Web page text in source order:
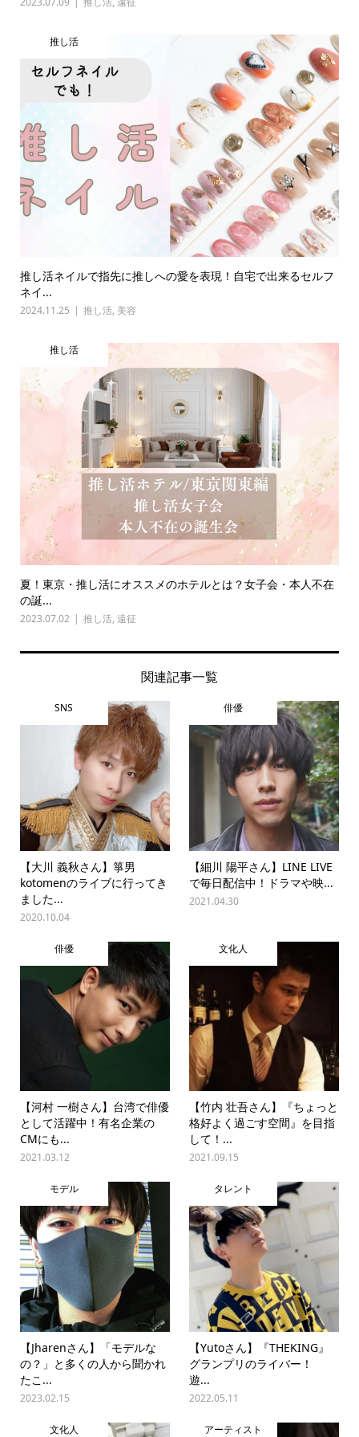
推し活
推し活ネイルで指先に推しへの愛を表現！自宅で出来るセルフ
ネイ...
2024.11.25 推し活, 美容
推し活
夏！東京・推し活にオススメのホテルとは？女子会・本人不在
の誕...
2023.07.02 推し活, 遠征
関連記事一覧
SNS
【大川 義秋さん】箏男
kotomenのライブに行ってき
ました...
2020.10.04
俳優
【細川 陽平さん】LINE LIVE
で毎日配信中！ドラマや映...
2021.04.30
俳優
【河村 一樹さん】台湾で俳優
として活躍中！有名企業の
CMにも...
2021.03.12
文化人
【竹内 壮吾さん】『ちょっと
格好よく過ごす空間』を目指
して！...
2021.09.15
モデル
【Jharenさん】「モデルな
の？」と多くの人から聞かれ
たこ...
2023.02.15
タレント
【Yutoさん】『THEKING』
グランプリのライバー！
遊...
2022.05.11
文化人 アーティスト